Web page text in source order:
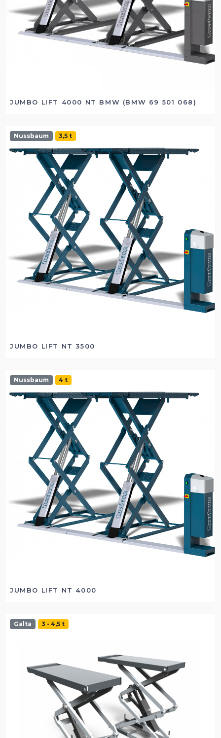
JUMBO LIFT 4000 NT BMW (BMW 69 501 068)
Nussbaum 3,5 t
JUMBO LIFT NT 3500
Nussbaum 4 t
JUMBO LIFT NT 4000
Galta 3 - 4,5 t